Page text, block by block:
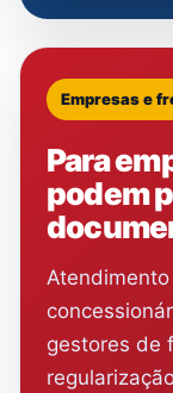
Empresas e
Para
podem
gestores de